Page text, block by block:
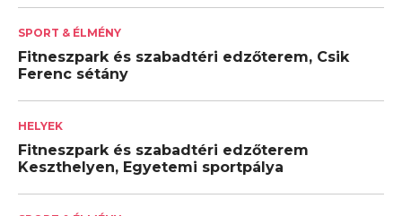
SPORT & ÉLMÉNY
Fitneszpark és szabadtéri edzőterem, Csik
Ferenc sétány
HELYEK
Fitneszpark és szabadtéri edzőterem
Keszthelyen, Egyetemi sportpálya